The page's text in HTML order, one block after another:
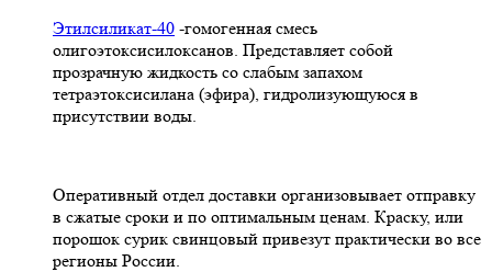
Этилсиликат-40 -гомогенная смесь
олигоэтоксисилоксанов. Представляет собой
прозрачную жидкость со слабым запахом
тетраэтоксисилана (эфира), гидролизующуюся в
присутствии воды.
Оперативный отдел доставки организовывает отправку
в сжатые сроки и по оптимальным ценам. Краску, или
порошок сурик свинцовый привезут практически во все
регионы России.